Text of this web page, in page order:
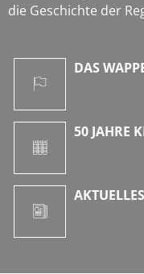
die Geschichte der
DAS
50 JAHRE
AKTUELLES